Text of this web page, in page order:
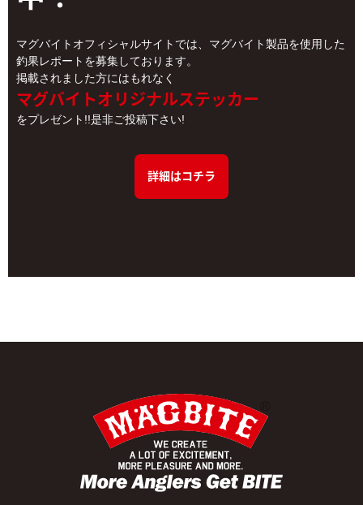
マグバイトオフィシャルサイトでは、マグバイト製品を使用した
釣果レポートを募集しております。
掲載されました方にはもれなく
マグバイトオリジナルステッカー
をプレゼント!!是非ご投稿下さい!
詳細はコチラ